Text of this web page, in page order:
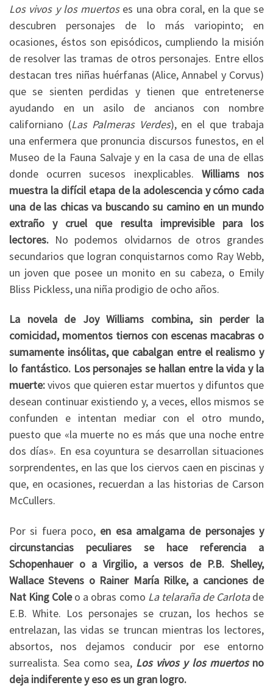
Los vivos y los muertoses una obra coral, en la que se
descubren personajes de lo más variopinto; en
ocasiones, éstos son episódicos, cumpliendo la misión
de resolver las tramas de otros personajes. Entre ellos
destacan tres niñas huérfanas (Alice, Annabel y Corvus)
que se sienten perdidas y tienen que entretenerse
ayudando en un asilo de ancianos con nombre
californiano (Las Palmeras Verdes), en el que trabaja
una enfermera que pronuncia discursos funestos, en el
Museo de la Fauna Salvaje y en la casa de una de ellas
donde ocurren sucesos inexplicables. Williams nos
muestra la difícil etapa de la adolescencia y cómo cada
una de las chicas va buscando su camino en un mundo
extraño y cruel que resulta imprevisible para los
lectores. No podemos olvidarnos de otros grandes
secundarios que logran conquistarnos como Ray Webb,
un joven que posee un monito en su cabeza, o Emily
Bliss Pickless, una niña prodigio de ocho años.
La novela de Joy Williams combina, sin perder la
comicidad, momentos tiernos con escenas macabras o
sumamente insólitas, que cabalgan entre el realismo y
lo fantástico. Los personajes se hallan entre la vida y la
muerte:vivos que quieren estar muertos y difuntos que
desean continuar existiendo y, a veces, ellos mismos se
confunden e intentan mediar con el otro mundo,
puesto que «la muerte no es más que una noche entre
dos días». En esa coyuntura se desarrollan situaciones
sorprendentes, en las que los ciervos caen en piscinas y
que, en ocasiones, recuerdan a las historias de Carson
McCullers.
Por si fuera poco, en esa amalgama de personajes y
circunstancias peculiares se hace referencia a
Schopenhauer o a Virgilio, a versos de P.B. Shelley,
Wallace Stevens o Rainer María Rilke, a canciones de
Nat King Coleo a obras como La telaraña de Carlotade
E.B. White. Los personajes se cruzan, los hechos se
entrelazan, las vidas se truncan mientras los lectores,
absortos, nos dejamos conducir por ese entorno
surrealista. Sea como sea, Los vivos y los muertosno
deja indiferente y eso es un gran logro.